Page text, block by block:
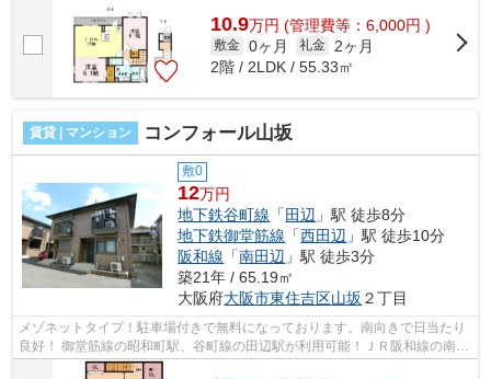
10.9万円 (管理費等：6,000円 )
敷金 0ヶ月 礼金
2ヶ月
2階 / 2LDK / 55.33㎡
賃貸 | マンション コンフォール山坂
敷0
12万円
地下鉄谷町線 「 田辺 」駅 徒歩8分
地下鉄御堂筋線 「西田辺 」駅 徒歩10分
阪和線 「南田辺 」駅 徒歩3分
築21年 / 65.19㎡
大阪府大阪市東住吉区山坂 ２丁目
メゾネットタイプ！駐車場付きで無料になっております。南向きで日当たり
良好！ 御堂筋線の昭和町駅、谷町線の田辺駅が利用可能！ＪＲ阪和線の南田
辺駅すぐ！ ■□■□■□■□■□■□■□■□■□■□■...